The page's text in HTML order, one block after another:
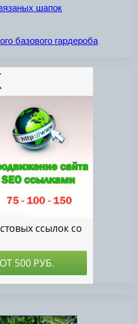
шапок
базового гардероба